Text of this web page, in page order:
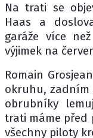
Na trati se
Haas a
garáže více
výjimek na
Romain
okruhu, zadním
obrubníky
trati máme před
všechny piloty